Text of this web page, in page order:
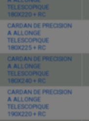
TELESCOPIQUE
180X220 + RC
CARDAN DE PRECISION
A ALLONGE
TELESCOPIQUE
180X225 + RC
CARDAN DE PRECISION
A ALLONGE
TELESCOPIQUE
180X240 + RC
CARDAN DE PRECISION
A ALLONGE
TELESCOPIQUE
190X220 + RC